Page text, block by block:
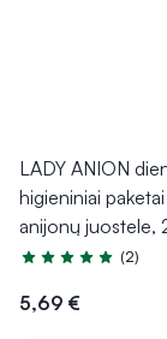
LADY ANION
higieniniai
anijonų juostele,
Įvertinimas 5.0 iš 5
(2)
5,69 €